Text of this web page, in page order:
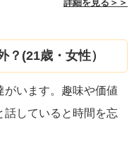
詳細を見る＞＞
？(21歳・女性）
がいます。趣味や価値
話していると時間を忘